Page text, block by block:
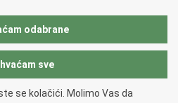
odabrane
sve
se kolačići. Molimo Vas da